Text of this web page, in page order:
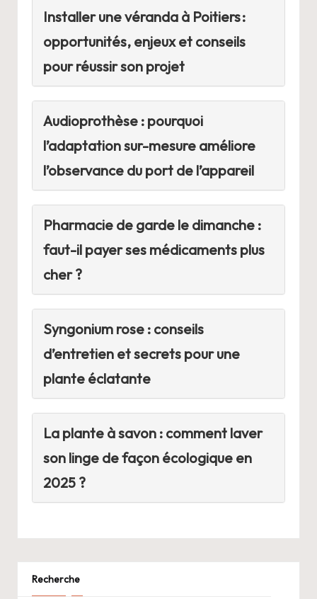
Installer une véranda à Poitiers :
opportunités, enjeux et conseils
pour réussir son projet
Audioprothèse : pourquoi
l’adaptation sur-mesure améliore
l’observance du port de l’appareil
Pharmacie de garde le dimanche :
faut-il payer ses médicaments plus
cher ?
Syngonium rose : conseils
d’entretien et secrets pour une
plante éclatante
La plante à savon : comment laver
son linge de façon écologique en
2025 ?
Recherche